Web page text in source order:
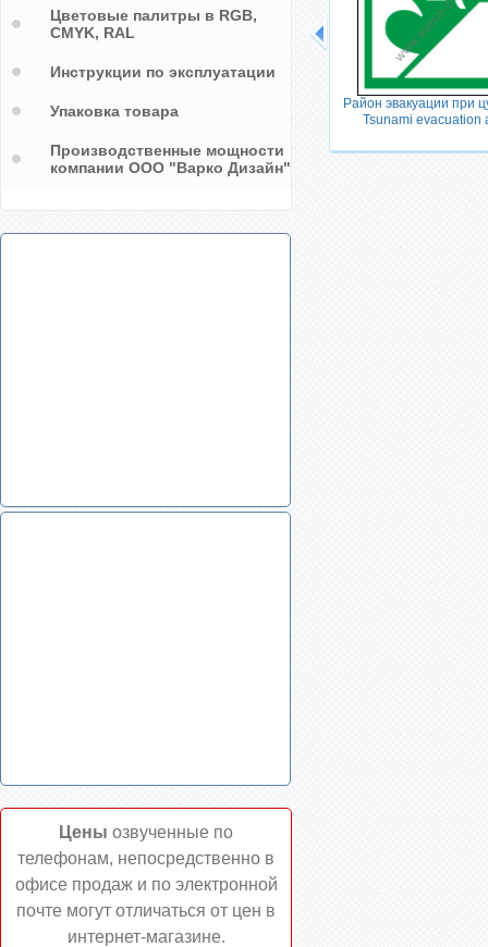
за
call
Evacuation temporary refuge
Район эвакуации при
Tsunami evacuation
Цветовые палитры в RGB,
CMYK, RAL
Инструкции по эксплуатации
Упаковка товара
Производственные мощности
компании ООО "Варко Дизайн"
Цены озвученные по
телефонам, непосредственно в
офисе продаж и по электронной
почте могут отличаться от цен в
интернет-магазине.